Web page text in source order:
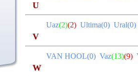
U
Uaz(2)(2) Ultima(0)
V
VAN HOOL(0)Vaz(13)(9)
W